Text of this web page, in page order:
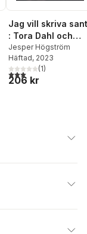
Jag vill skriva sant
: Tora Dahl och
poeterna på
Parkvägen
Jesper Högström
Häftad, 2023
3,0utav 5 stjärnor.
(1)
206 kr